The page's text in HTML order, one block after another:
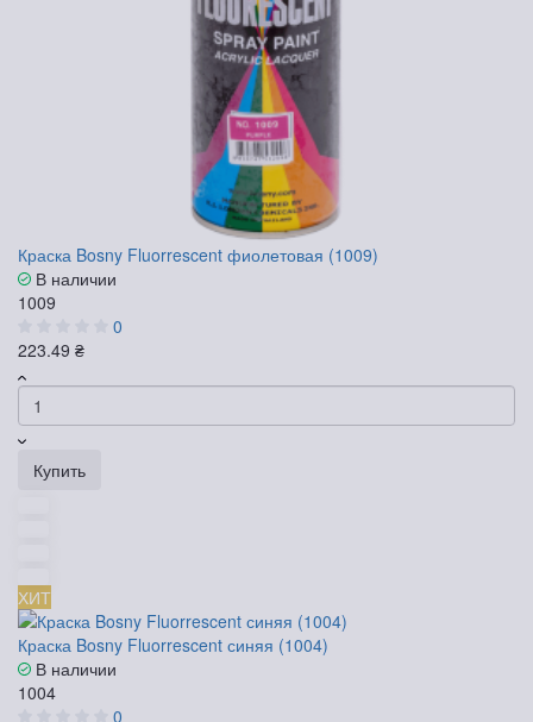
Краска Bosny Fluorrescent фиолетовая (1009)
В наличии
1009
0
223.49 ₴
Купить
ХИТ
Краска Bosny Fluorrescent синяя (1004)
В наличии
1004
0